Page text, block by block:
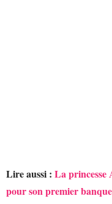
Lire aussi : La princesse
pour son premier